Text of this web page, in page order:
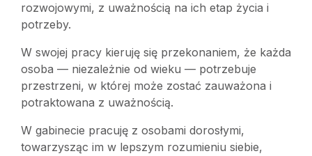
rozwojowymi, z uważnością na ich etap życia i
potrzeby.
W swojej pracy kieruję się przekonaniem, że każda
osoba — niezależnie od wieku — potrzebuje
przestrzeni, w której może zostać zauważona i
potraktowana z uważnością.
W gabinecie pracuję z osobami dorosłymi,
towarzysząc im w lepszym rozumieniu siebie,